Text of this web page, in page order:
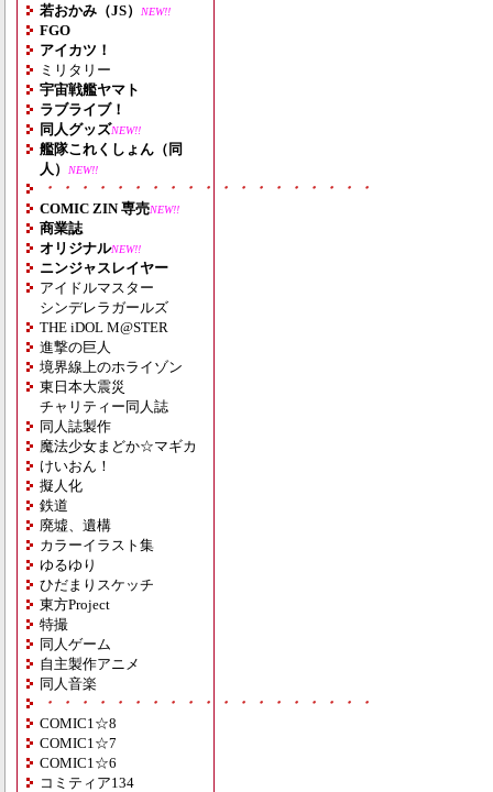
若おかみ（JS） NEW!!
FGO
アイカツ！
ミリタリー
宇宙戦艦ヤマト
ラブライブ！
同人グッズNEW!!
艦隊これくしょん（同
人）
NEW!!
・・・・・・・・・・・・・・・・・・・
COMIC ZIN 専売NEW!!
商業誌
オリジナルNEW!!
ニンジャスレイヤー
アイドルマスター
シンデレラガールズ
THE iDOL M@STER
進撃の巨人
境界線上のホライゾン
東日本大震災
チャリティー同人誌
同人誌製作
魔法少女まどか☆マギカ
けいおん！
擬人化
鉄道
廃墟、遺構
カラーイラスト集
ゆるゆり
ひだまりスケッチ
東方Project
特撮
同人ゲーム
自主製作アニメ
同人音楽
・・・・・・・・・・・・・・・・・・・
COMIC1☆8
COMIC1☆7
COMIC1☆6
コミティア134